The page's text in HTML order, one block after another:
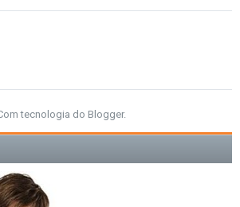
tecnologia do Blogger.